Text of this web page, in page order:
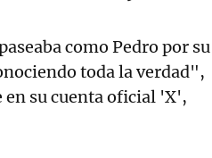
como Pedro por su
toda la verdad",
en su cuenta oficial 'X',